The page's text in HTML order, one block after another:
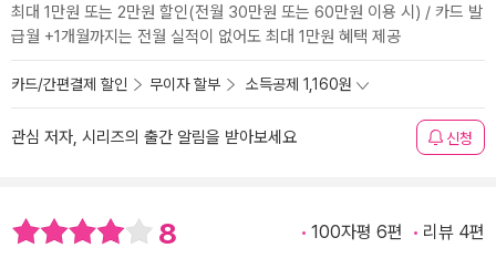
최대 1만원 또는 2만원 할인(전월 30만원 또는 60만원 이용 시) / 카드 발
급월 +1개월까지는 전월 실적이 없어도 최대 1만원 혜택 제공
카드/간편결제 할인 무이자 할부 소득공제 1,160원
관심 저자, 시리즈의 출간 알림을 받아보세요 신청
8 100자평 6편 리뷰 4편